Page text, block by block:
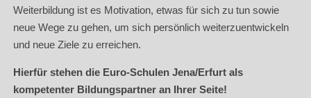
Weiterbildung ist es Motivation, etwas für sich zu tun sowie
neue Wege zu gehen, um sich persönlich weiterzuentwickeln
und neue Ziele zu erreichen.
Hierfür stehen die Euro-Schulen Jena/Erfurt als
kompetenter Bildungspartner an Ihrer Seite!